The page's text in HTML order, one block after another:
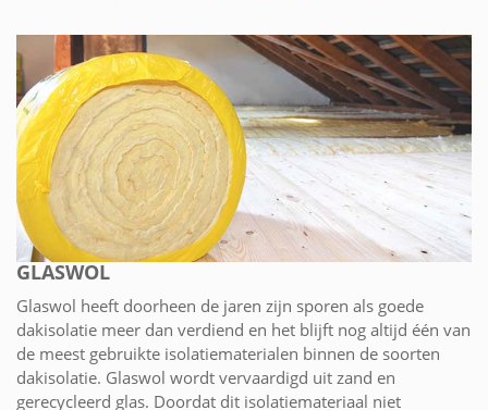
GLASWOL
Glaswol heeft doorheen de jaren zijn sporen als goede
dakisolatie meer dan verdiend en het blijft nog altijd één van
de meest gebruikte isolatiematerialen binnen de soorten
dakisolatie. Glaswol wordt vervaardigd uit zand en
gerecycleerd glas. Doordat dit isolatiemateriaal niet